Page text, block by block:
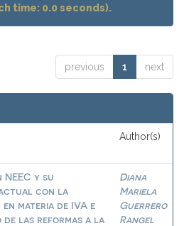
time: 0.0 seconds).
previous 1 next
Author(s)
y su
con la
materia de IVA e
de las reformas a la
Diana
Mariela
Guerrero
Rangel